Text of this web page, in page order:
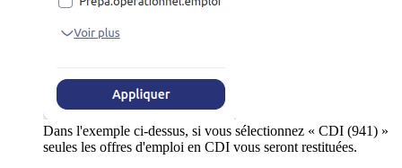
Dans l'exemple ci-dessus, si vous sélectionnez « CDI (941) »
seules les offres d'emploi en CDI vous seront restituées.